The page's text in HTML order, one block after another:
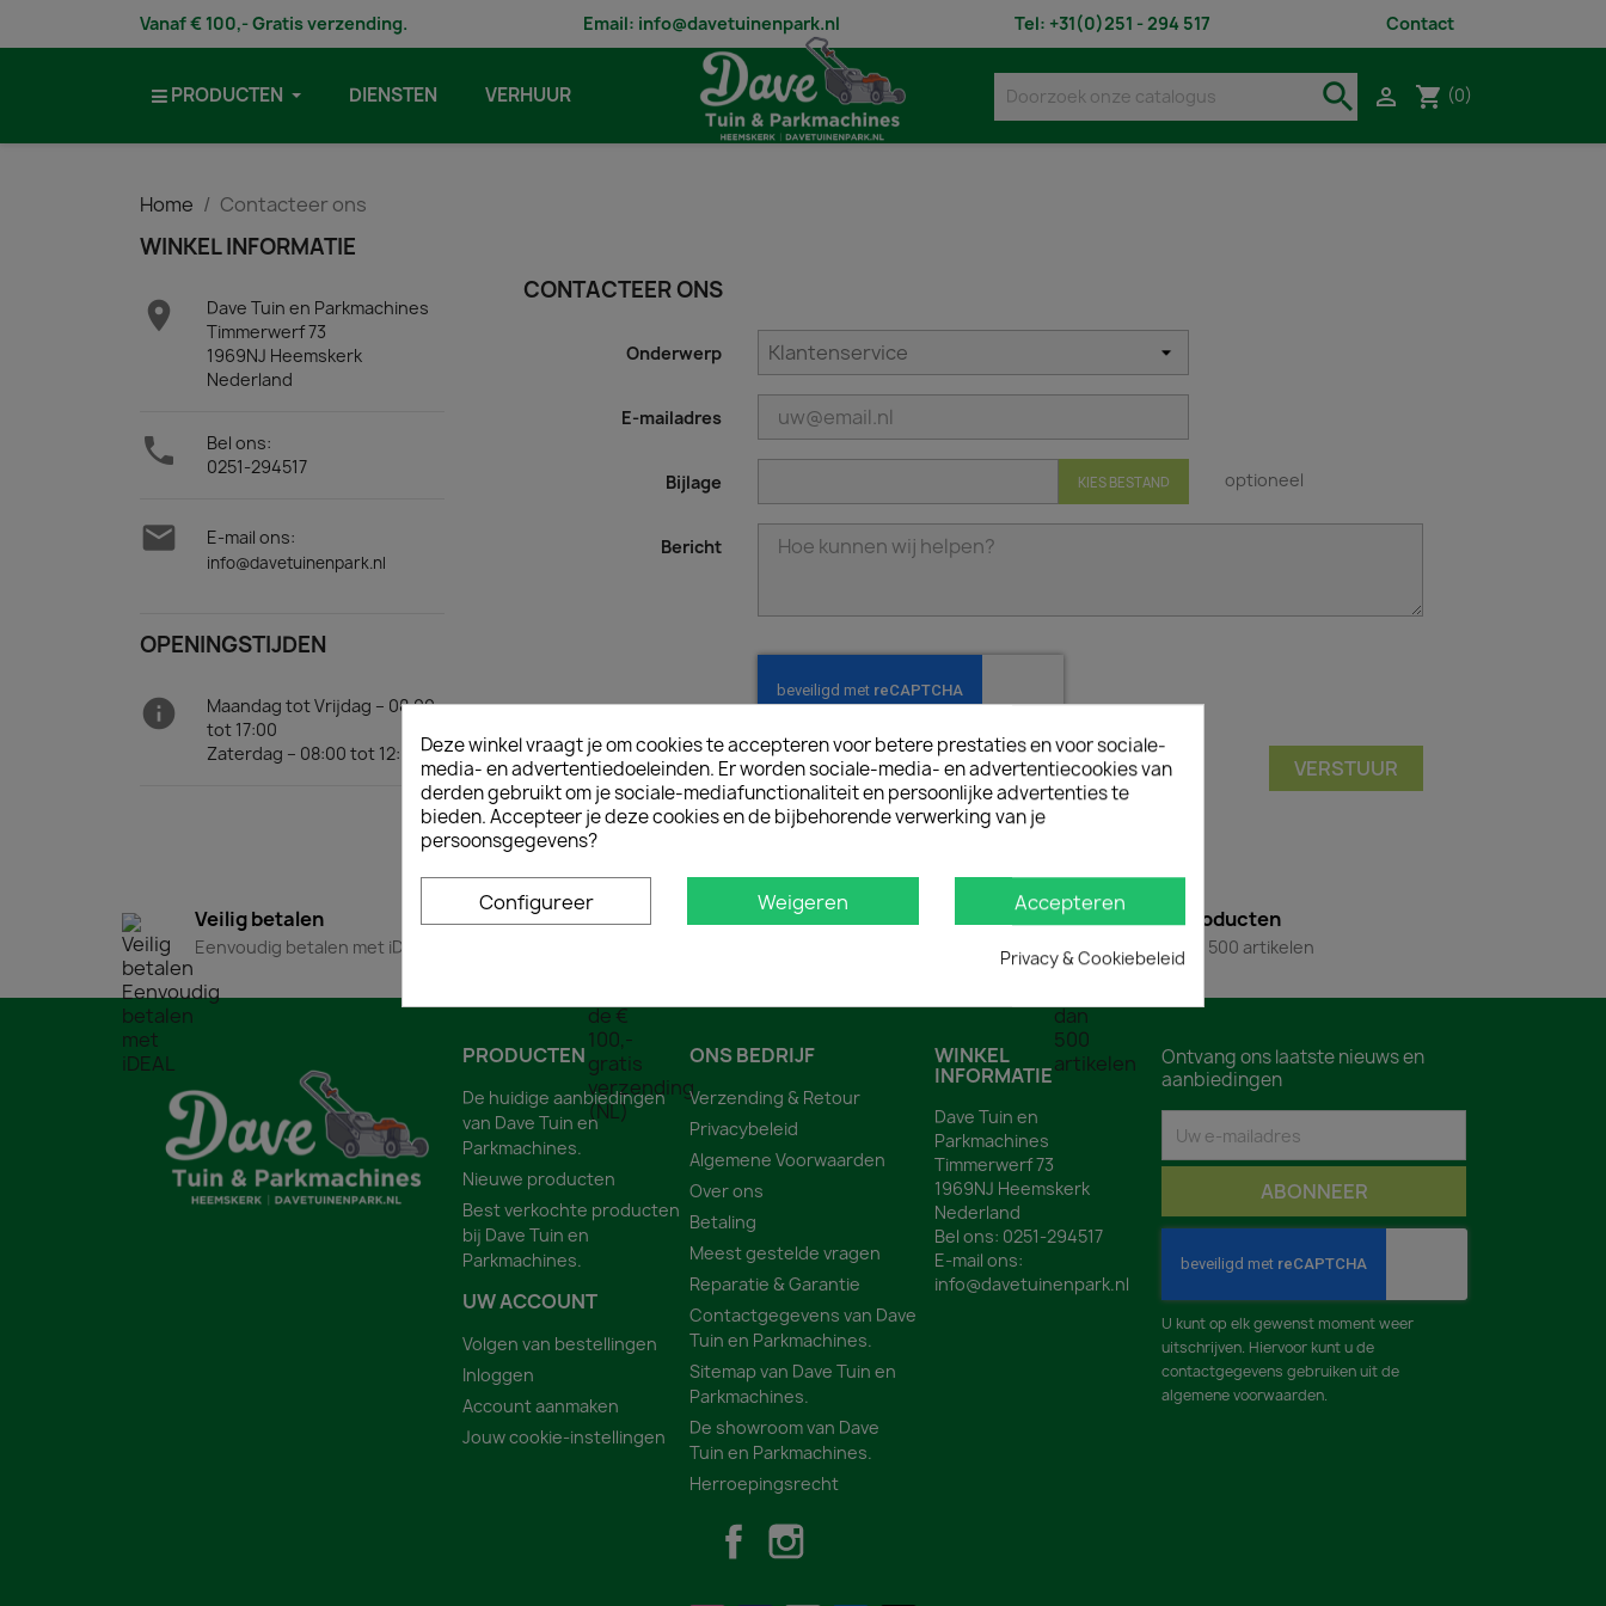
Vanaf € 100,- Gratis verzending. Email: info@davetuinenpark.nl Tel: +31(0)251 - 294 517 Contact
PRODUCTEN DIENSTEN VERHUUR search  shopping_cart (0)
Home Contacteer ons
WINKEL INFORMATIE

Dave Tuin en Parkmachines
Timmerwerf 73
1969NJ Heemskerk
Nederland

Bel ons:
0251-294517
 E-mail ons:
info@davetuinenpark.nl
OPENINGSTIJDEN

Maandag tot Vrijdag – 08:00
tot 17:00
Zaterdag – 08:00 tot 12:00
CONTACTEER ONS
Onderwerp
E-mailadres
Bijlage KIES BESTAND optioneel
Bericht
Veilig betalen
Eenvoudig betalen met iDEAL
Gratis verzending 500+ producten
Meer dan 500 artikelen
PRODUCTEN
De huidige aanbiedingen
van Dave Tuin en
Parkmachines.
Nieuwe producten
Best verkochte producten
bij Dave Tuin en
Parkmachines.
UW ACCOUNT
Volgen van bestellingen
Inloggen
Account aanmaken
Jouw cookie-instellingen
ONS BEDRIJF
Verzending & Retour
Privacybeleid
Algemene Voorwaarden
Over ons
Betaling
Meest gestelde vragen
Reparatie & Garantie
Contactgegevens van Dave
Tuin en Parkmachines.
Sitemap van Dave Tuin en
Parkmachines.
De showroom van Dave
Tuin en Parkmachines.
Herroepingsrecht
Facebook
WINKEL
INFORMATIE
Dave Tuin en
Parkmachines
Timmerwerf 73
1969NJ Heemskerk
Nederland
Bel ons: 0251-294517
E-mail ons:
info@davetuinenpark.nl
Ontvang ons laatste nieuws en
aanbiedingen
U kunt op elk gewenst moment weer
uitschrijven. Hiervoor kunt u de
contactgegevens gebruiken uit de
algemene voorwaarden.
Deze winkel vraagt je om cookies te accepteren voor betere prestaties en voor sociale-
media- en advertentiedoeleinden. Er worden sociale-media- en advertentiecookies van
derden gebruikt om je sociale-mediafunctionaliteit en persoonlijke advertenties te
bieden. Accepteer je deze cookies en de bijbehorende verwerking van je
persoonsgegevens?
Configureer Weigeren Accepteren
Privacy & Cookiebeleid